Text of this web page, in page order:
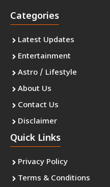
Categories
Latest Updates
Entertainment
Astro / Lifestyle
About Us
Contact Us
Disclaimer
Quick Links
Privacy Policy
Terms & Conditions